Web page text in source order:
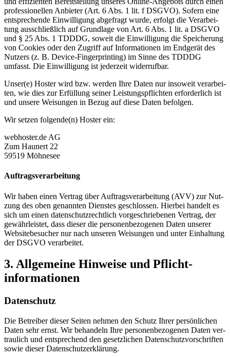
pro­fes­sio­nel­len Anbie­ter (Art. 6 Abs. 1 lit. f DSGVO). Sofern eine
ent­spre­chen­de Ein­wil­li­gung abge­fragt wur­de, erfolgt die Ver­ar­bei­
tung aus­schließ­lich auf Grund­la­ge von Art. 6 Abs. 1 lit. a DSGVO
und § 25 Abs. 1 TDDDG, soweit die Ein­wil­li­gung die Spei­che­rung
von Coo­kies oder den Zugriff auf Infor­ma­tio­nen im End­ge­rät des
Nut­zers (z. B. Device-Fin­ger­prin­ting) im Sin­ne des TDDDG
umfasst. Die Ein­wil­li­gung ist jeder­zeit wider­ruf­bar.
Unser(e) Hos­ter wird bzw. wer­den Ihre Daten nur inso­weit ver­ar­bei­
ten, wie dies zur Erfül­lung sei­ner Leis­tungs­pflich­ten erfor­der­lich ist
und unse­re Wei­sun­gen in Bezug auf die­se Daten befol­gen.
Wir set­zen folgende(n) Hos­ter ein:
webhoster.de AG
Zum Hau­nert 22
59519 Möh­ne­see
Auf­trags­ver­ar­bei­tung
Wir haben einen Ver­trag über Auf­trags­ver­ar­bei­tung (AVV) zur Nut­
zung des oben genann­ten Diens­tes geschlos­sen. Hier­bei han­delt es
sich um einen daten­schutz­recht­lich vor­ge­schrie­be­nen Ver­trag, der
gewähr­leis­tet, dass die­ser die per­so­nen­be­zo­ge­nen Daten unse­rer
Web­site­be­su­cher nur nach unse­ren Wei­sun­gen und unter Ein­hal­tung
der DSGVO ver­ar­bei­tet.
3. All­ge­mei­ne Hin­wei­se und Pflicht­
informationen
Daten­schutz
Die Betrei­ber die­ser Sei­ten neh­men den Schutz Ihrer per­sön­li­chen
Daten sehr ernst. Wir behan­deln Ihre per­so­nen­be­zo­ge­nen Daten ver­
trau­lich und ent­spre­chend den gesetz­li­chen Daten­schutz­vor­schrif­ten
sowie die­ser Daten­schutz­er­klä­rung.